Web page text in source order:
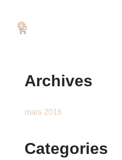
0
Archives
mars 2016
Categories